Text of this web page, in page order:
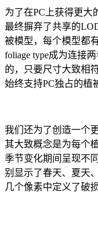
为了在PC上获得更大
最终摒弃了共享的
被模型，每个模型都
foliage type成为连接
的，只要尺寸大致相
始终支持PC独占的植
我们还为了创造一个
其大致概念是为每个
季节变化期间呈现不
别显示了春天、夏天
几个像素中定义了破